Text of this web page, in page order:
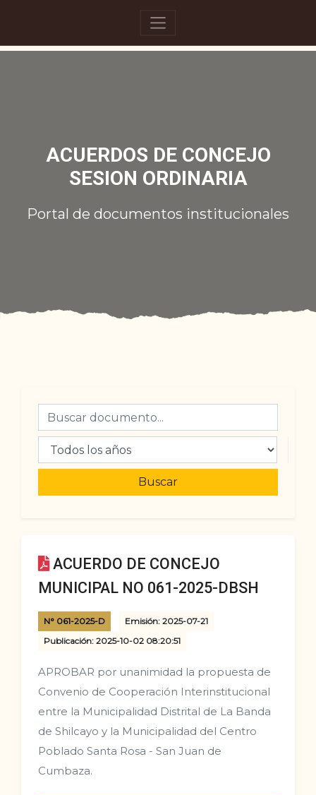
ACUERDOS DE CONCEJO
SESION ORDINARIA
Portal de documentos institucionales
Buscar
ACUERDO DE CONCEJO
MUNICIPAL NO 061-2025-DBSH
N° 061-2025-D
Emisión: 2025-07-21
Publicación: 2025-10-02 08:20:51
APROBAR por unanimidad la propuesta de
Convenio de Cooperación Interinstitucional
entre la Municipalidad Distrital de La Banda
de Shilcayo y la Municipalidad del Centro
Poblado Santa Rosa - San Juan de
Cumbaza.